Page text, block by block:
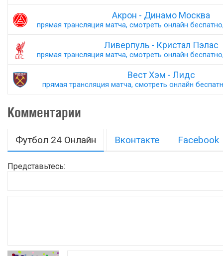
Акрон - Динамо Москва
прямая трансляция матча, смотреть онлайн
Ливерпуль - Кристал Пэлас
прямая трансляция матча, смотреть онлайн
Вест Хэм - Лидс
прямая трансляция матча, смотреть онлайн
Комментарии
Футбол 24 Онлайн Вконтакте Facebook
Представьтесь: